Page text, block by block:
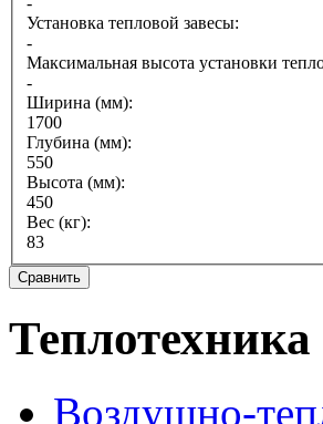
Установка тепловой завесы:
-
Максимальная высота установки
-
Ширина (мм):
1700
Глубина (мм):
550
Высота (мм):
450
Вес (кг):
83
Теплотехника
Воздушно-